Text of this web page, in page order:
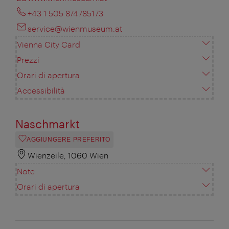
+43 1 505 874785173
service@wienmuseum.at
Vienna City Card
Prezzi
Orari di apertura
Accessibilità
Naschmarkt
AGGIUNGERE PREFERITO
Wienzeile, 1060 Wien
Note
Orari di apertura